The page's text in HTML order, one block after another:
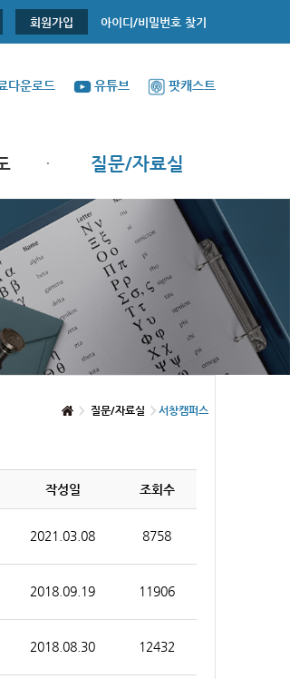
회원가입 아이디/비밀번호 찾기
다운로드 유튜브 팟캐스트
질문/자료실
질문/자료실 서창캠퍼스
작성일 조회수
2021.03.08 8758
2018.09.19 11906
2018.08.30 12432